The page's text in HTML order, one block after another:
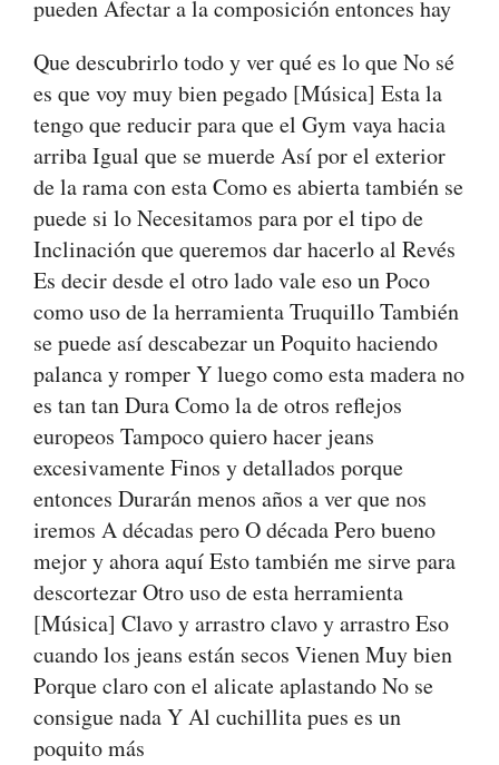
pueden Afectar a la composición entonces hay
Que descubrirlo todo y ver qué es lo que No sé
es que voy muy bien pegado [Música] Esta la
tengo que reducir para que el Gym vaya hacia
arriba Igual que se muerde Así por el exterior
de la rama con esta Como es abierta también se
puede si lo Necesitamos para por el tipo de
Inclinación que queremos dar hacerlo al Revés
Es decir desde el otro lado vale eso un Poco
como uso de la herramienta Truquillo También
se puede así descabezar un Poquito haciendo
palanca y romper Y luego como esta madera no
es tan tan Dura Como la de otros reflejos
europeos Tampoco quiero hacer jeans
excesivamente Finos y detallados porque
entonces Durarán menos años a ver que nos
iremos A décadas pero O década Pero bueno
mejor y ahora aquí Esto también me sirve para
descortezar Otro uso de esta herramienta
[Música] Clavo y arrastro clavo y arrastro Eso
cuando los jeans están secos Vienen Muy bien
Porque claro con el alicate aplastando No se
consigue nada Y Al cuchillita pues es un
poquito más